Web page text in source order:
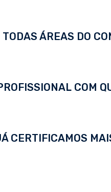
ÁREAS DO
COM
CERTIFICAMOS